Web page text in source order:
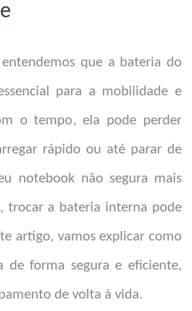
que a bateria do
para a mobilidade e
o tempo, ela pode perder
rápido ou até parar de
notebook não segura mais
trocar a bateria interna pode
artigo, vamos explicar como
de forma segura e eficiente,
de volta à vida.